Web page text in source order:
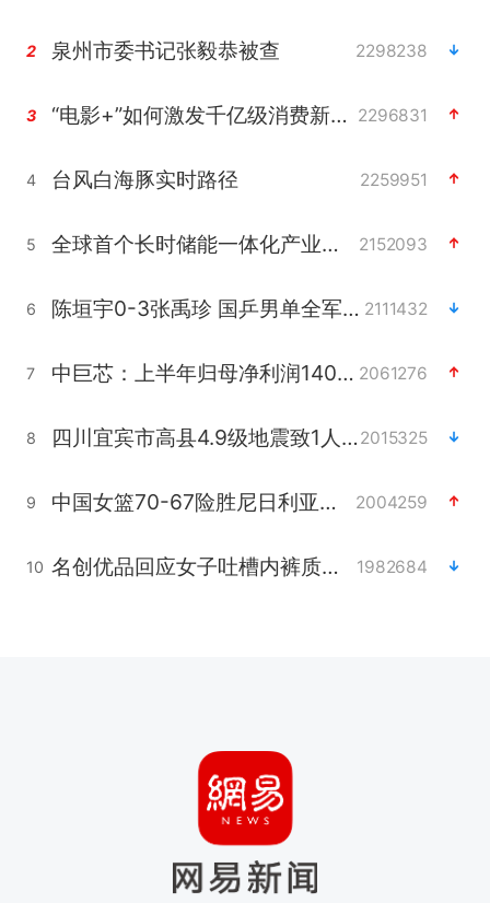
2 泉州市委书记张毅恭被查 2298238
3 “电影+”如何激发千亿级消费新活力？ 2296831
4 台风白海豚实时路径 2259951
5 全球首个长时储能一体化产业园量产 2152093
6 陈垣宇0-3张禹珍 国乒男单全军覆没 2111432
7 中巨芯：上半年归母净利润1405.77万元 2061276
8 四川宜宾市高县4.9级地震致1人死亡2015325
9 中国女篮70-67险胜尼日利亚女篮 2004259
10 名创优品回应女子吐槽内裤质量差 1982684